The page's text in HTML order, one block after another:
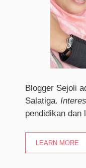
Blogger Sejoli
Salatiga. I
pendidikan dan
LEARN MORE